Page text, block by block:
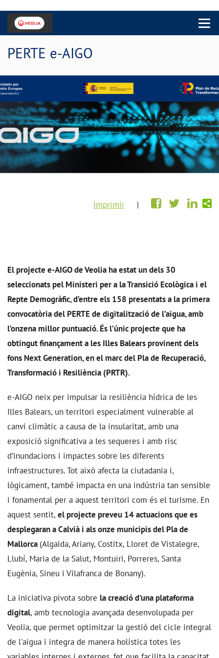
Menu
PERTE e-AIGO
Imprimir |
El projecte e-AIGO de Veolia ha estat un dels 30
seleccionats pel Ministeri per a la Transició Ecològica i el
Repte Demogràfic, d’entre els 158 presentats a la primera
convocatòria del PERTE de digitalització de l’aigua, amb
l’onzena millor puntuació. És l’únic projecte que ha
obtingut finançament a les Illes Balears provinent dels
fons Next Generation, en el marc del Pla de Recuperació,
Transformació i Resiliència (PRTR).
e-AIGO neix per impulsar la resiliència hídrica de les
Illes Balears, un territori especialment vulnerable al
canvi climàtic a causa de la insularitat, amb una
exposició significativa a les sequeres i amb risc
d’inundacions i impactes sobre les diferents
infraestructures. Tot això afecta la ciutadania i,
lògicament, també impacta en una indústria tan sensible
i fonamental per a aquest territori com és el turisme. En
aquest sentit, el projecte preveu 14 actuacions que es
desplegaran a Calvià i als onze municipis del Pla de
Mallorca (Algaida, Ariany, Costitx, Lloret de Vistalegre,
Llubí, Maria de la Salut, Montuïri, Porreres, Santa
Eugènia, Sineu i Vilafranca de Bonany).
La iniciativa pivota sobre la creació d'una plataforma
digital, amb tecnologia avançada desenvolupada per
Veolia, que permet optimitzar la gestió del cicle integral
de l'aigua i integra de manera holística totes les